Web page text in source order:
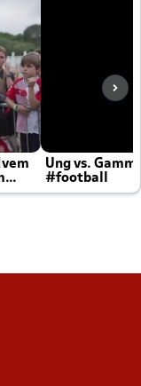
Ung vs.
#football